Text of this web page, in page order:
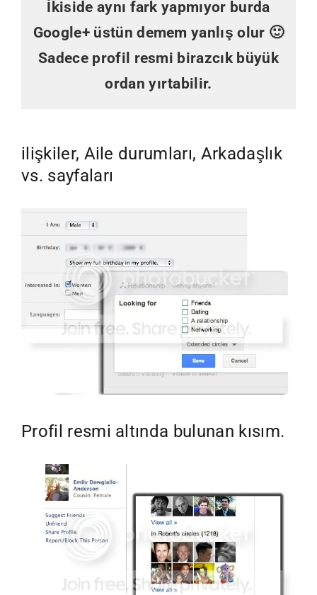
İkiside aynı fark yapmıyor burda
Google+ üstün demem yanlış olur 🙂
Sadece profil resmi birazcık büyük
ordan yırtabilir.
ilişkiler, Aile durumları, Arkadaşlık
vs. sayfaları
Profil resmi altında bulunan kısım.